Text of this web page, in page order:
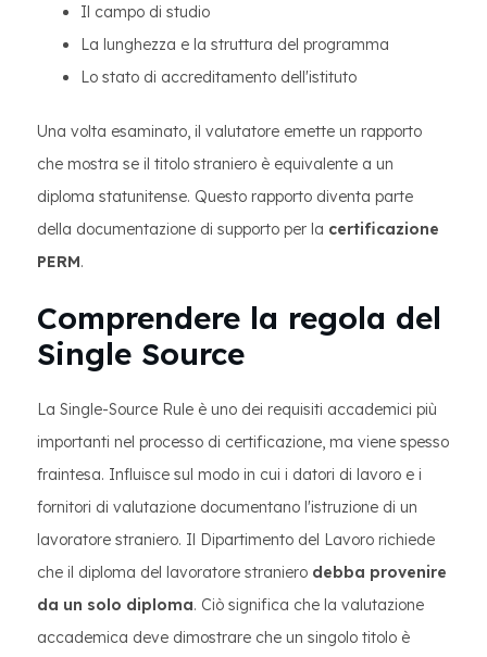
Il campo di studio
La lunghezza e la struttura del programma
Lo stato di accreditamento dell'istituto
Una volta esaminato, il valutatore emette un rapporto
che mostra se il titolo straniero è equivalente a un
diploma statunitense. Questo rapporto diventa parte
della documentazione di supporto per la certificazione
PERM.
Comprendere la regola del
Single Source
La Single-Source Rule è uno dei requisiti accademici più
importanti nel processo di certificazione, ma viene spesso
fraintesa. Influisce sul modo in cui i datori di lavoro e i
fornitori di valutazione documentano l'istruzione di un
lavoratore straniero. Il Dipartimento del Lavoro richiede
che il diploma del lavoratore straniero debba provenire
da un solo diploma. Ciò significa che la valutazione
accademica deve dimostrare che un singolo titolo è